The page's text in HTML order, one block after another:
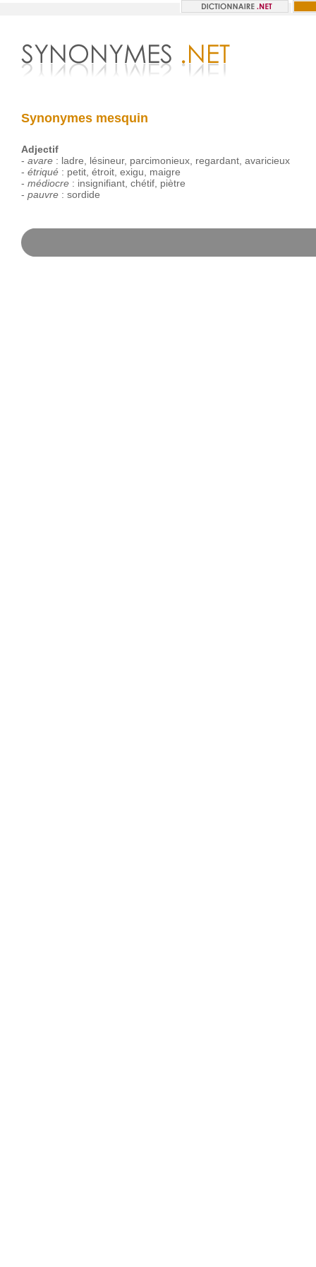
Synonymes mesquin
Adjectif
- avare: ladre lésineur, parcimonieux, regardant, avaricieux
- étriqué: petit, étroit, exigu
maigre
- médiocre: insignifiant, chétif, piètre
- pauvre: sordide